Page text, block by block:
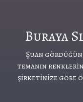
Buraya
Şuan
temanın
şirketinize göre